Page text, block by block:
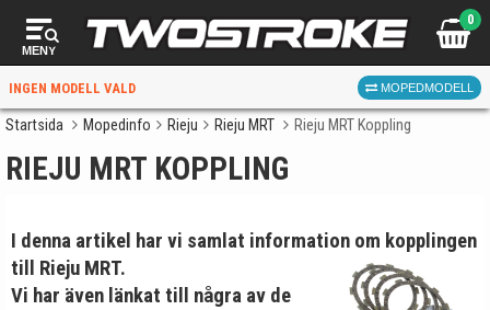
MENY
0
INGEN MODELL VALD MOPEDMODELL
VÄLJ MOPEDFÖR RÄTT DELAR
Startsida Mopedinfo Rieju Rieju MRT Rieju MRT Koppling
RIEJU MRT KOPPLING
I denna artikel har vi samlat information om kopplingen
till
Rieju MRT.
Vi har även länkat till några av de